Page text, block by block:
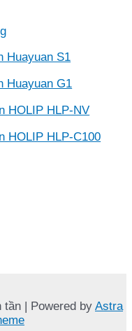
Huayuan S1
Huayuan G1
HOLIP HLP-NV
HOLIP HLP-C100
| Powered by Astra